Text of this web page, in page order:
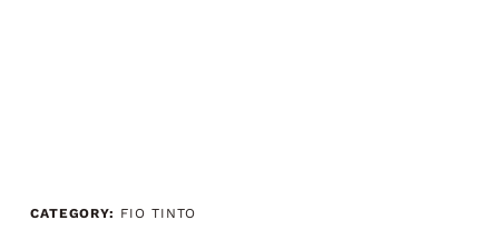
CATEGORY: FIO TINTO